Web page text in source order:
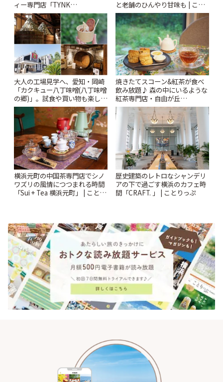
ィー専門店「TYNK
Kabutocho」 | ことりっぷ
と老舗のひんやり甘味も | こと
りっぷ
大人の工場見学へ、愛知・岡崎
「カクキュー八丁味噌(八丁味噌
の郷)」。試食や買い物も楽しみ
♪ | ことりっぷ
焼きたてスコーン&紅茶が食べ
飲み放題♪ 森の中にいるような
紅茶専門店・自由が丘
「YOTSUBA TEA」でのんびり
時間 | ことりっぷ
横浜元町の中国茶専門店でシノ
ワズリの風情につつまれる時間
「Sui + Tea 横浜元町」 | ことり
歴史建築のレトロなシャンデリ
アの下で過ごす横浜のカフェ時
間「CRAFT. 」 | ことりっぷ